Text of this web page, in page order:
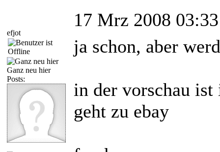
efjot
Ganz neu hier
Posts:
17 Mrz 2008 03:33
ja schon, aber
in der vorschau
geht zu ebay